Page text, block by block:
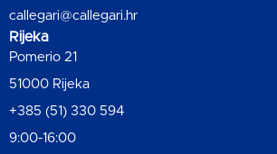
callegari@callegari.hr
Rijeka
Pomerio 21
51000 Rijeka
+385 (51) 330 594
9:00-16:00